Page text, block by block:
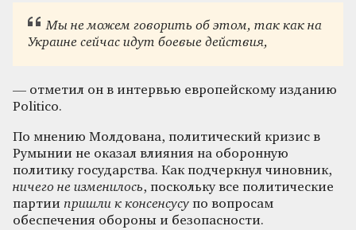
Мы не можем говорить об этом, так как на
Украине сейчас идут боевые действия,
— отметил он в интервью европейскому изданию
Politico.
По мнению Молдована, политический кризис в
Румынии не оказал влияния на оборонную
политику государства. Как подчеркнул чиновник,
ничего не изменилось, поскольку все политические
партии пришли к консенсусу по вопросам
обеспечения обороны и безопасности.